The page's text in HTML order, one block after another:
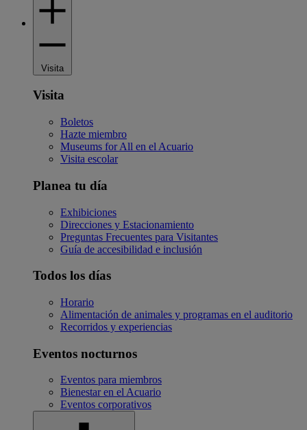
Visita
Visita
Boletos
Hazte miembro
Museums for All en el Acuario
Visita escolar
Planea tu día
Exhibiciones
Direcciones y Estacionamiento
Preguntas Frecuentes para Visitantes
Guía de accesibilidad e inclusión
Todos los días
Horario
Alimentación de animales y programas en el auditorio
Recorridos y experiencias
Eventos nocturnos
Eventos para miembros
Bienestar en el Acuario
Eventos corporativos